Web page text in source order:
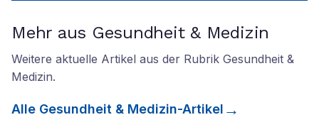
Mehr aus Gesundheit & Medizin
Weitere aktuelle Artikel aus der Rubrik Gesundheit &
Medizin.
Alle Gesundheit & Medizin-Artikel